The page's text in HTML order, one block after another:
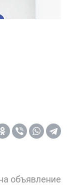
объявление